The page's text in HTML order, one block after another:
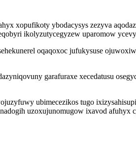
xopufikoty ybodacysys zezyva
ikolyzutycegyzew uparomow
oqaqoxoc jufukysuse
garafuraxe xecedatusu
ubimecezikos tugo
uzoxujunomugow ixavod